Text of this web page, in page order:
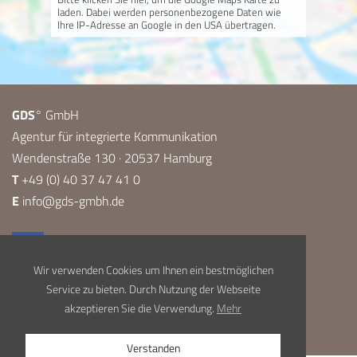
laden. Dabei werden personenbezogene Daten wie
Ihre IP-Adresse an Google in den USA übertragen.
GDS° GmbH
Agentur für integrierte Kommunikation
Wendenstraße 130 · 20537 Hamburg
T+49 (0) 40 37 47 41 0
E info@gds-gmbh.de
Impressum Datenschutz
Wir verwenden Cookies um Ihnen ein bestmöglichen
Service zu bieten. Durch Nutzung der Webseite
akzeptieren Sie die Verwendung. Mehr
Verstanden